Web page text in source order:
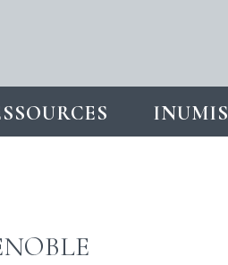
INUMIS